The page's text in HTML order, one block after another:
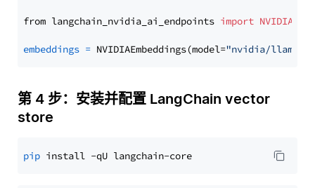
from langchain_nvidia_ai_endpoints import
embeddings = NVIDIAEmbeddings(model="nvidia/llama-
第 4 步：安装并配置 LangChain vector
store
pip